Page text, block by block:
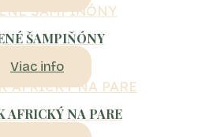
ŠAMPIŇÓNY
Viac info
AFRICKÝ NA PARE